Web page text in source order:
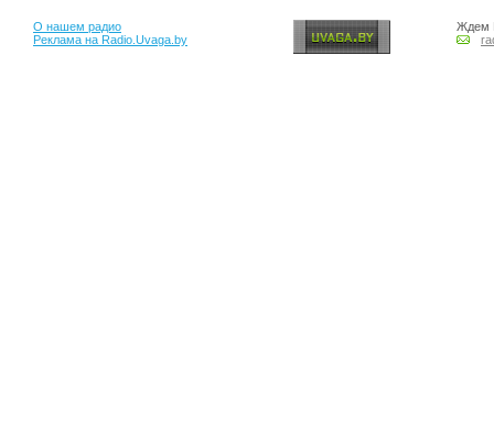
О нашем радио
Реклама на Radio.Uvaga.by
Ждем